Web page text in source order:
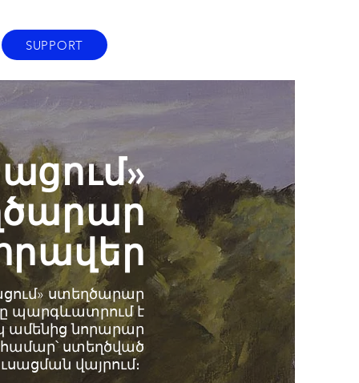
SUPPORT
ստեղծարար
պարգևատրում է
ամենից նորարար
ստեղծված
վայրում։